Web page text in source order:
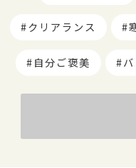
クリアランス
自分ご褒美